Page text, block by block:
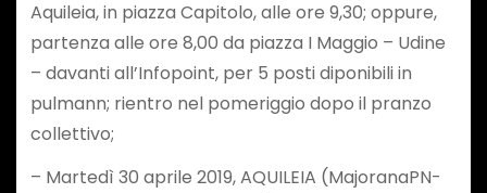
Aquileia, in piazza Capitolo, alle ore 9,30; oppure,
partenza alle ore 8,00 da piazza I Maggio – Udine
– davanti all’Infopoint, per 5 posti diponibili in
pulmann; rientro nel pomeriggio dopo il pranzo
collettivo;
– Martedì 30 aprile 2019, AQUILEIA (MajoranaPN-